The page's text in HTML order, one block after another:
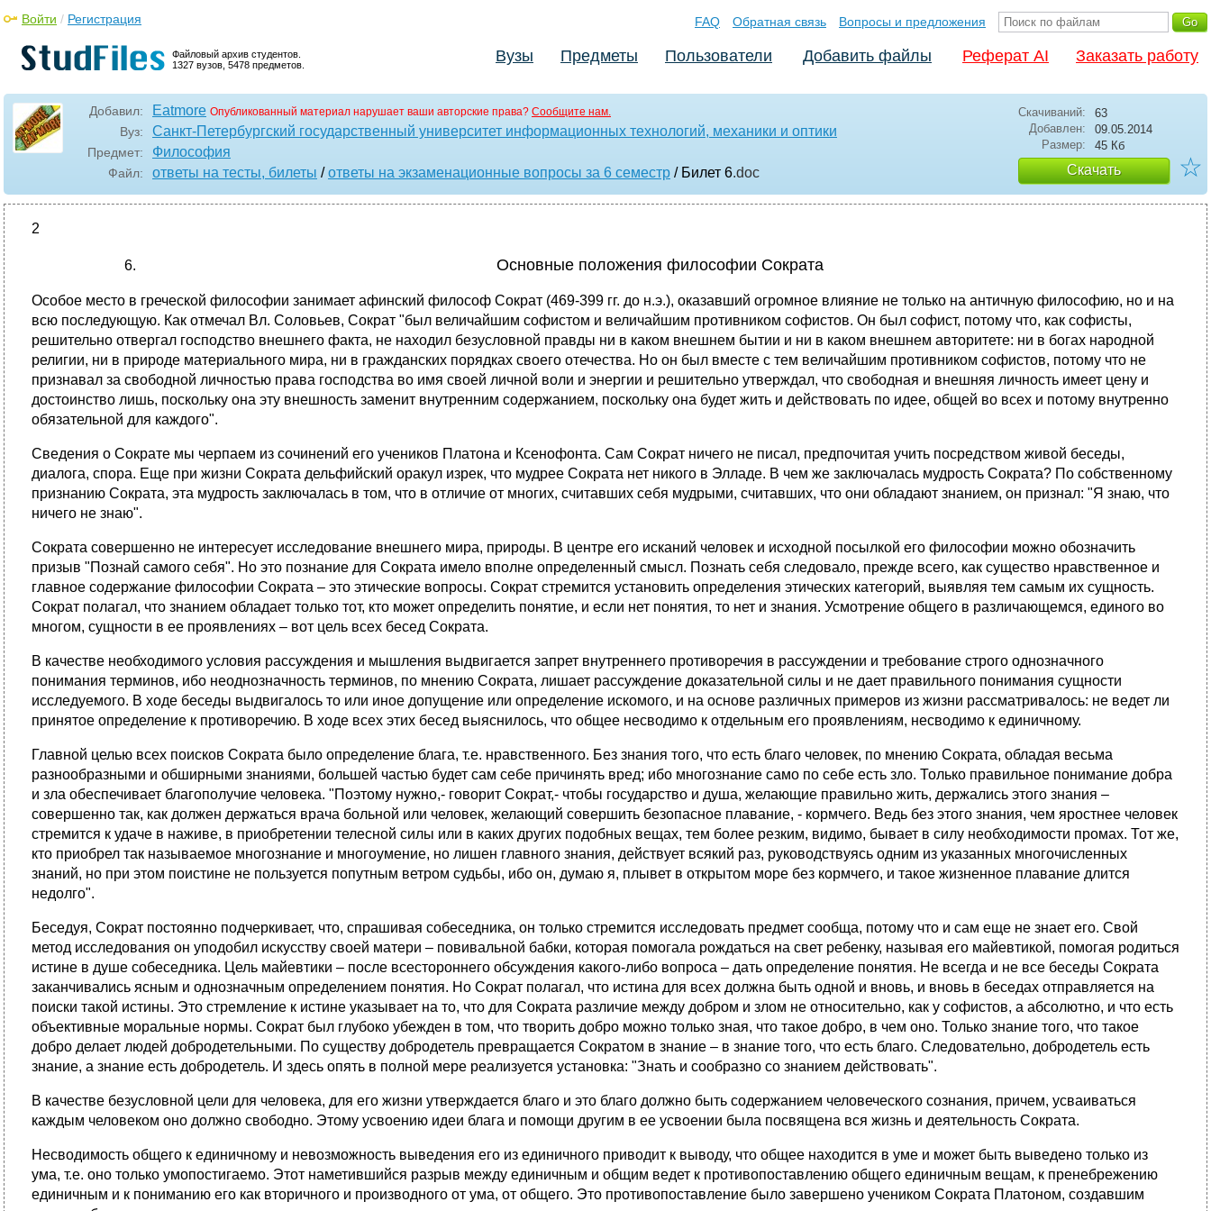
Файловый архив студентов.
1327 вузов, 5478 предметов.
Войти / Регистрация FAQ Обратная связь Вопросы и предложения
Вузы Предметы Пользователи Добавить файлы Реферат AI Заказать работу
Добавил: Eatmore Опубликованный материал нарушает ваши авторские права? Сообщите нам.
Вуз: Санкт-Петербургский государственный университет информационных технологий, механики и оптики
Предмет: Философия
Файл: ответы на тесты, билеты /ответы на экзаменационные вопросы за 6 семестр / Билет 6.doc
Скачиваний:
63
Добавлен:
09.05.2014
Размер:
45 Кб
Скачать ☆
2
Основные положения философии Сократа
Особое место в греческой философии занимает афинский философ Сократ (469-399 гг. до н.э.), оказавший огромное влияние не только на античную философию, но и на
всю последующую. Как отмечал Вл. Соловьев, Сократ "был величайшим софистом и величайшим противником софистов. Он был софист, потому что, как софисты,
решительно отвергал господство внешнего факта, не находил безусловной правды ни в каком внешнем бытии и ни в каком внешнем авторитете: ни в богах народной
религии, ни в природе материального мира, ни в гражданских порядках своего отечества. Но он был вместе с тем величайшим противником софистов, потому что не
признавал за свободной личностью права господства во имя своей личной воли и энергии и решительно утверждал, что свободная и внешняя личность имеет цену и
достоинство лишь, поскольку она эту внешность заменит внутренним содержанием, поскольку она будет жить и действовать по идее, общей во всех и потому внутренно
обязательной для каждого".
Сведения о Сократе мы черпаем из сочинений его учеников Платона и Ксенофонта. Сам Сократ ничего не писал, предпочитая учить посредством живой беседы,
диалога, спора. Еще при жизни Сократа дельфийский оракул изрек, что мудрее Сократа нет никого в Элладе. В чем же заключалась мудрость Сократа? По собственному
признанию Сократа, эта мудрость заключалась в том, что в отличие от многих, считавших себя мудрыми, считавших, что они обладают знанием, он признал: "Я знаю, что
ничего не знаю".
Сократа совершенно не интересует исследование внешнего мира, природы. В центре его исканий человек и исходной посылкой его философии можно обозначить
призыв "Познай самого себя". Но это познание для Сократа имело вполне определенный смысл. Познать себя следовало, прежде всего, как существо нравственное и
главное содержание философии Сократа – это этические вопросы. Сократ стремится установить определения этических категорий, выявляя тем самым их сущность.
Сократ полагал, что знанием обладает только тот, кто может определить понятие, и если нет понятия, то нет и знания. Усмотрение общего в различающемся, единого во
многом, сущности в ее проявлениях – вот цель всех бесед Сократа.
В качестве необходимого условия рассуждения и мышления выдвигается запрет внутреннего противоречия в рассуждении и требование строго однозначного
понимания терминов, ибо неоднозначность терминов, по мнению Сократа, лишает рассуждение доказательной силы и не дает правильного понимания сущности
исследуемого. В ходе беседы выдвигалось то или иное допущение или определение искомого, и на основе различных примеров из жизни рассматривалось: не ведет ли
принятое определение к противоречию. В ходе всех этих бесед выяснилось, что общее несводимо к отдельным его проявлениям, несводимо к единичному.
Главной целью всех поисков Сократа было определение блага, т.е. нравственного. Без знания того, что есть благо человек, по мнению Сократа, обладая весьма
разнообразными и обширными знаниями, большей частью будет сам себе причинять вред; ибо многознание само по себе есть зло. Только правильное понимание добра
и зла обеспечивает благополучие человека. "Поэтому нужно,- говорит Сократ,- чтобы государство и душа, желающие правильно жить, держались этого знания –
совершенно так, как должен держаться врача больной или человек, желающий совершить безопасное плавание, - кормчего. Ведь без этого знания, чем яростнее человек
стремится к удаче в наживе, в приобретении телесной силы или в каких других подобных вещах, тем более резким, видимо, бывает в силу необходимости промах. Тот же,
кто приобрел так называемое многознание и многоумение, но лишен главного знания, действует всякий раз, руководствуясь одним из указанных многочисленных
знаний, но при этом поистине не пользуется попутным ветром судьбы, ибо он, думаю я, плывет в открытом море без кормчего, и такое жизненное плавание длится
недолго".
Беседуя, Сократ постоянно подчеркивает, что, спрашивая собеседника, он только стремится исследовать предмет сообща, потому что и сам еще не знает его. Свой
метод исследования он уподобил искусству своей матери – повивальной бабки, которая помогала рождаться на свет ребенку, называя его майевтикой, помогая родиться
истине в душе собеседника. Цель майевтики – после всестороннего обсуждения какого-либо вопроса – дать определение понятия. Не всегда и не все беседы Сократа
заканчивались ясным и однозначным определением понятия. Но Сократ полагал, что истина для всех должна быть одной и вновь, и вновь в беседах отправляется на
поиски такой истины. Это стремление к истине указывает на то, что для Сократа различие между добром и злом не относительно, как у софистов, а абсолютно, и что есть
объективные моральные нормы. Сократ был глубоко убежден в том, что творить добро можно только зная, что такое добро, в чем оно. Только знание того, что такое
добро делает людей добродетельными. По существу добродетель превращается Сократом в знание – в знание того, что есть благо. Следовательно, добродетель есть
знание, а знание есть добродетель. И здесь опять в полной мере реализуется установка: "Знать и сообразно со знанием действовать".
В качестве безусловной цели для человека, для его жизни утверждается благо и это благо должно быть содержанием человеческого сознания, причем, усваиваться
каждым человеком оно должно свободно. Этому усвоению идеи блага и помощи другим в ее усвоении была посвящена вся жизнь и деятельность Сократа.
Несводимость общего к единичному и невозможность выведения его из единичного приводит к выводу, что общее находится в уме и может быть выведено только из
ума, т.е. оно только умопостигаемо. Этот наметившийся разрыв между единичным и общим ведет к противопоставлению общего единичным вещам, к пренебрежению
единичным и к пониманию его как вторичного и производного от ума, от общего. Это противопоставление было завершено учеником Сократа Платоном, создавшим